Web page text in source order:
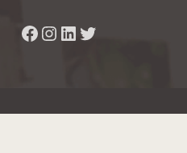
Facebook
Instagram
LinkedIn
Twitter